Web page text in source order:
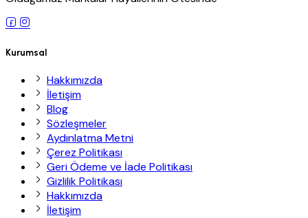
Kurumsal
Hakkımızda
İletişim
Blog
Sözleşmeler
Aydınlatma Metni
Çerez Politikası
Geri Ödeme ve İade Politikası
Gizlilik Politikası
Hakkımızda
İletişim